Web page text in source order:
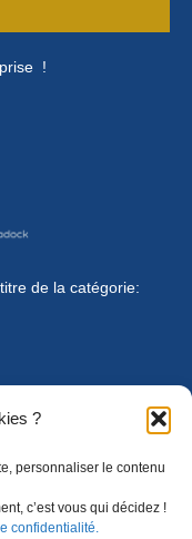
?
personnaliser le contenu
c’est vous qui décidez !
confidentialité.
!
de la catégorie: